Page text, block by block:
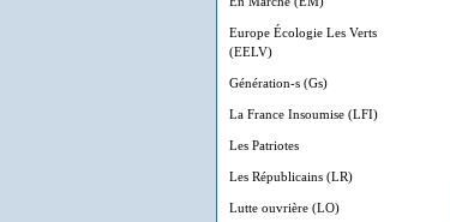
Europe Écologie Les Verts
(EELV)
Génération-s (Gs)
La France Insoumise (LFI)
Les Patriotes
Les Républicains (LR)
Lutte ouvrière (LO)